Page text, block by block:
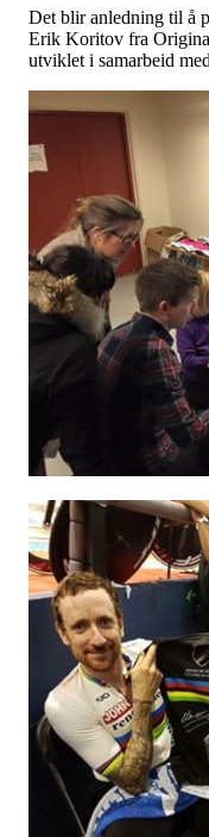
Det blir anledning til å
Erik Koritov fra
utviklet i samarbeid